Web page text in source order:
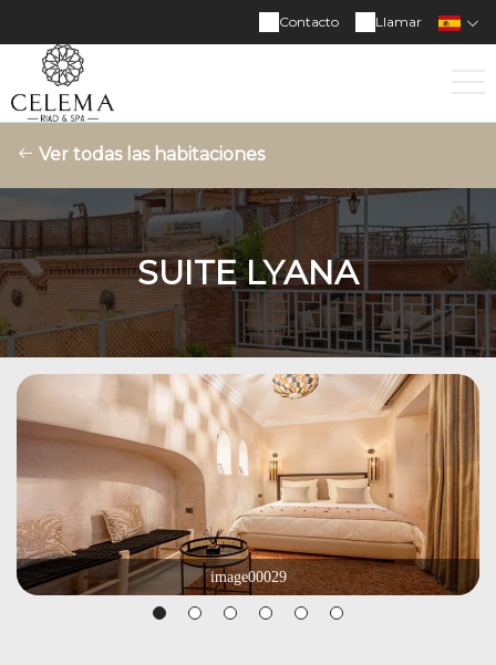
Llamar
Contacto
Ver todas las habitaciones
SUITE LYANA
image00029